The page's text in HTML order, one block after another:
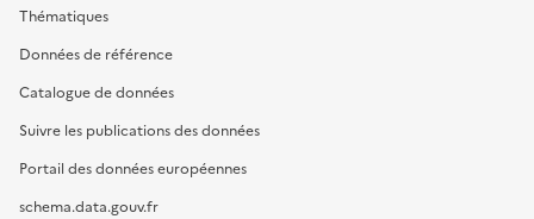
Thématiques
Données de référence
Catalogue de données
Suivre les publications des données
Portail des données européennes
schema.data.gouv.fr